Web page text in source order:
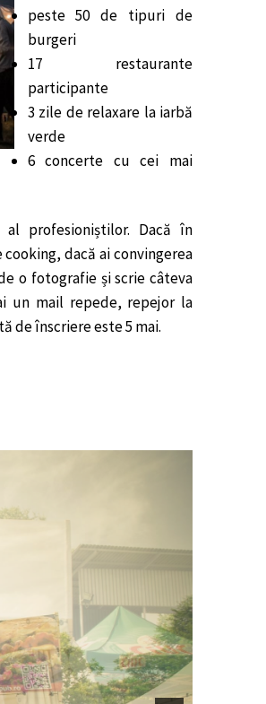
peste 50 de tipuri de
burgeri
17 restaurante
participante
3 zile de relaxare la iarbă
verde
6 concerte cu cei mai
profesioniștilor. Dacă în
dacă ai convingerea
o fotografie și scrie câteva
un mail repede, repejor la
de înscriere este 5 mai.